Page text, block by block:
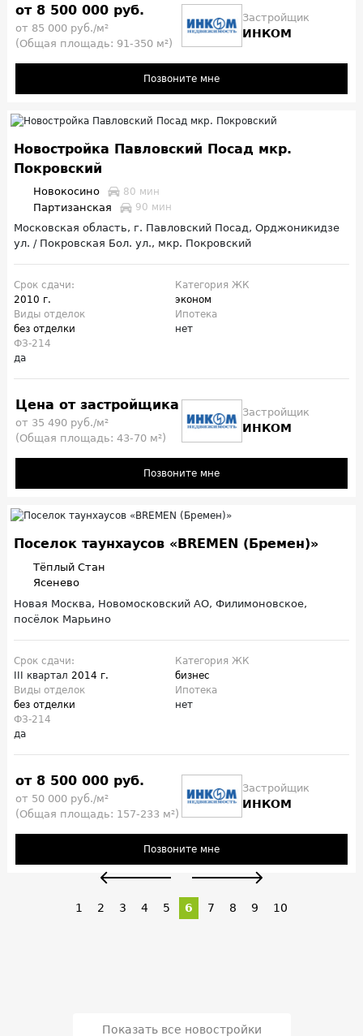
от 8 500 000 руб.
от 85 000 руб./м²
(Общая площадь: 91-350 м²)
Застройщик
ИНКОМ
Позвоните мне
Новостройка Павловский Посад мкр.
Покровский
Новокосино 80 мин
Партизанская 90 мин
Московская область, г. Павловский Посад, Орджоникидзе
ул. / Покровская Бол. ул., мкр. Покровский
Срок сдачи:
2010 г.
Категория ЖК
эконом
Виды отделок
без отделки
Ипотека
нет
ФЗ-214
да
Цена от застройщика
от 35 490 руб./м²
(Общая площадь: 43-70 м²)
Застройщик
ИНКОМ
Позвоните мне
Поселок таунхаусов «BREMEN (Бремен)»
Тёплый Стан
Ясенево
Новая Москва, Новомосковский АО, Филимоновское,
посёлок Марьино
Срок сдачи:
III квартал 2014 г.
Категория ЖК
бизнес
Виды отделок
без отделки
Ипотека
нет
ФЗ-214
да
от 8 500 000 руб.
от 50 000 руб./м²
(Общая площадь: 157-233 м²)
Застройщик
ИНКОМ
Позвоните мне
1 2 3 4 5 6 7 8 9 10
Показать все новостройки